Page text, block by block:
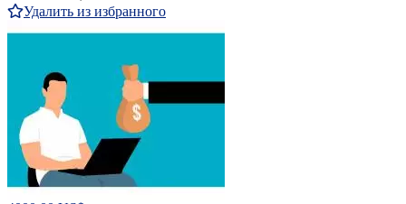
Удалить из избранного